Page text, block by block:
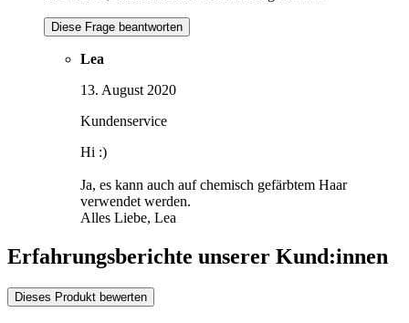
Diese Frage beantworten
Lea
13. August 2020
Kundenservice
Hi :)
Ja, es kann auch auf chemisch gefärbtem Haar
verwendet werden.
Alles Liebe, Lea
Erfahrungsberichte unserer Kund:innen
Dieses Produkt bewerten